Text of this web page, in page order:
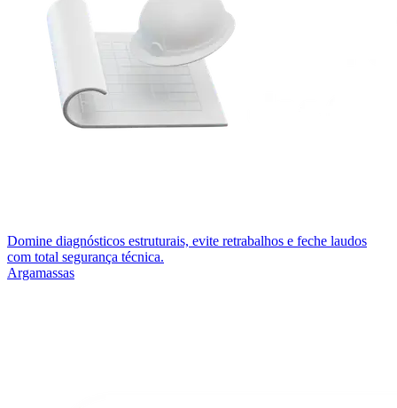
Domine diagnósticos estruturais, evite retrabalhos e feche laudos
com total segurança técnica.
Argamassas